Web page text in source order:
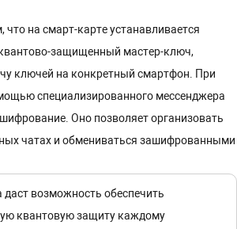
что на смарт-карте устанавливается
защищенный мастер-ключ,
ключей на конкретный смартфон. При
специализированного мессенджера
Оно позволяет организовать
чатах и обмениваться зашифрованными
возможность обеспечить
квантовую защиту каждому